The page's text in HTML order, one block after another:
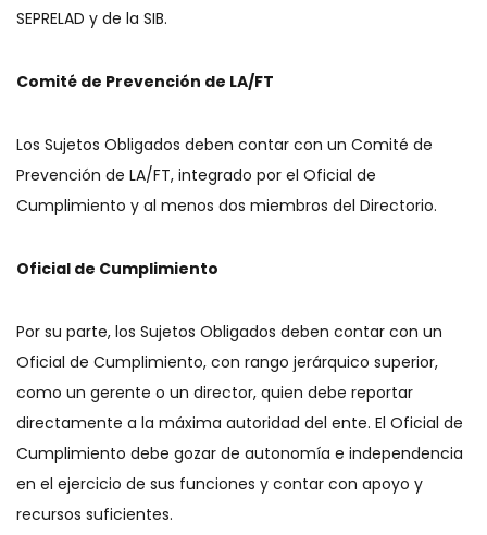
SEPRELAD y de la SIB.
Comité de Prevención de LA/FT
Los Sujetos Obligados deben contar con un Comité de
Prevención de LA/FT, integrado por el Oficial de
Cumplimiento y al menos dos miembros del Directorio.
Oficial de Cumplimiento
Por su parte, los Sujetos Obligados deben contar con un
Oficial de Cumplimiento, con rango jerárquico superior,
como un gerente o un director, quien debe reportar
directamente a la máxima autoridad del ente. El Oficial de
Cumplimiento debe gozar de autonomía e independencia
en el ejercicio de sus funciones y contar con apoyo y
recursos suficientes.